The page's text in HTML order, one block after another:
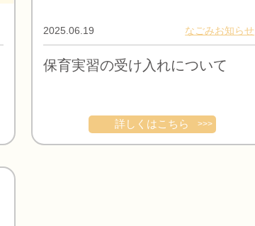
2025.06.19 なごみお知らせ
保育実習の受け入れについて
詳しくはこちら